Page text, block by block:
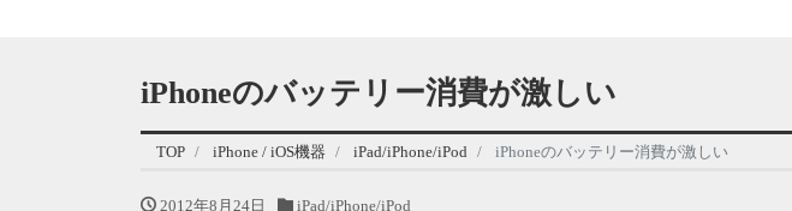
iPhoneのバッテリー消費が激しい
TOP iPhone / iOS機器 iPad/iPhone/iPod iPhoneのバッテリー消費が激しい
2012年8月24日 iPad/iPhone/iPod